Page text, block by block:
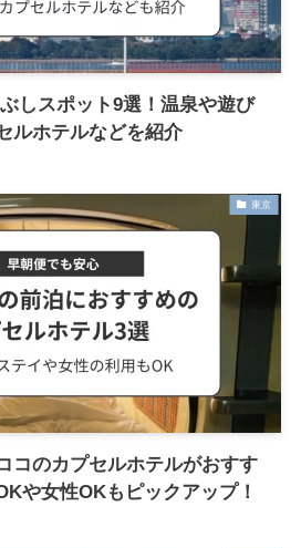
しスポット9選！温泉や遊び
ルホテルなどを紹介
東京
コのカプセルホテルがおすす
や女性OKもピックアップ！